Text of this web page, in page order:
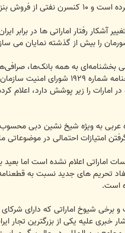
آشکار رفتار اماراتی ها در
را بیش از گذشته نمایان می
بخشنامه‌ای به همه بانک‌ها،
مالی خود را با ۴۱ شخص حقیقی و حقوقی
عربی به ویژه شیخ نشین دبی
امتیازات احتمالی در موضوعاتی
اعلام نشده است اما بعید
و تجاری مفاد تحریم های جدید
است.
شیوخ اماراتی که دارای
خبری علیه یکی از بزرگترین تجار